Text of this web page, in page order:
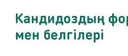
Кандидоздың
мен белгілері